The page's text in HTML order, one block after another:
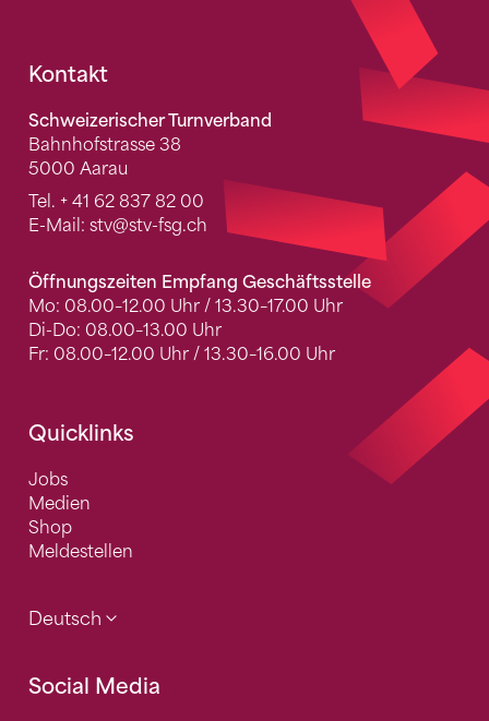
Fusszeile
Kontakt
Schweizerischer Turnverband
Bahnhofstrasse 38
5000 Aarau
Tel. + 41 62 837 82 00
E-Mail: stv@stv-fsg.ch
Öffnungszeiten Empfang Geschäftsstelle
Mo: 08.00–12.00 Uhr / 13.30–17.00 Uhr
Di-Do: 08.00–13.00 Uhr
Fr: 08.00–12.00 Uhr / 13.30–16.00 Uhr
Quicklinks
Jobs
Medien
Shop
Meldestellen
Deutsch
Social Media